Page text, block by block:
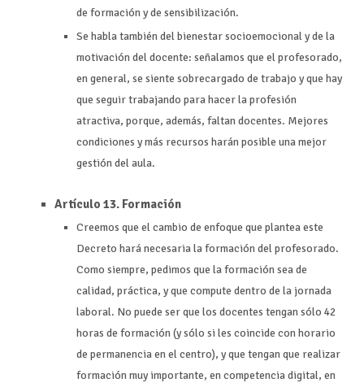
de formación y de sensibilización.
Se habla también del bienestar socioemocional y de la
motivación del docente: señalamos que el profesorado,
en general, se siente sobrecargado de trabajo y que hay
que seguir trabajando para hacer la profesión
atractiva,porque, además, faltan docentes. Mejores
condiciones y más recursos harán posible una mejor
gestión del aula.
Artículo 13. Formación
Creemos que el cambio de enfoque que plantea este
Decreto hará necesaria la formación del profesorado.
Como siempre, pedimos que la formación sea de
calidad, práctica, y que compute dentro de la jornada
laboral. No puede ser que los docentes tengan sólo 42
horas de formación (y sólo si les coincide con horario
de permanencia en el centro), y que tengan que realizar
formación muy importante, en competencia digital, en